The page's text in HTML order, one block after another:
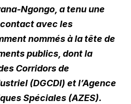
Ngongo, a tenu une
avec les
nommés à la tête de
publics, dont la
Corridors de
(DGCDI) et l’Agence
Spéciales (AZES).